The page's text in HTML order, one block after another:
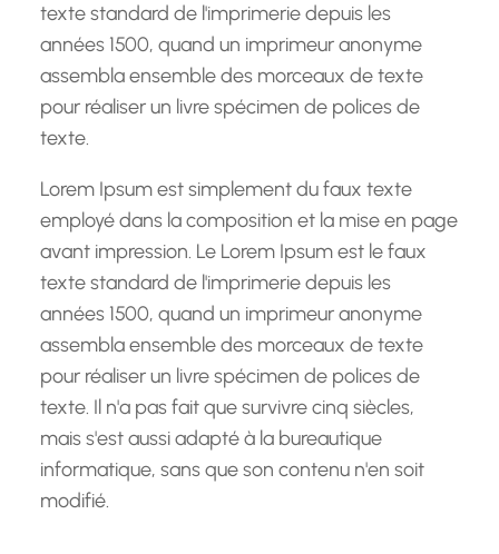
texte standard de l'imprimerie depuis les
années 1500, quand un imprimeur anonyme
assembla ensemble des morceaux de texte
pour réaliser un livre spécimen de polices de
texte.
Lorem Ipsum est simplement du faux texte
employé dans la composition et la mise en page
avant impression. Le Lorem Ipsum est le faux
texte standard de l'imprimerie depuis les
années 1500, quand un imprimeur anonyme
assembla ensemble des morceaux de texte
pour réaliser un livre spécimen de polices de
texte. Il n'a pas fait que survivre cinq siècles,
mais s'est aussi adapté à la bureautique
informatique, sans que son contenu n'en soit
modifié.